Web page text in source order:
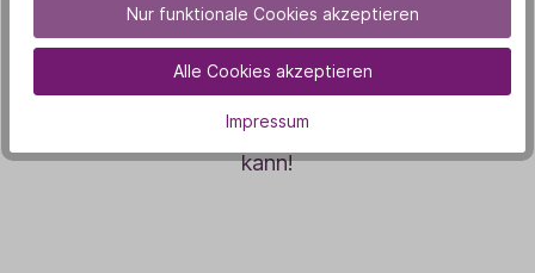
Mit diesen Tipps wird es dir leicht fallen, mehr
Gemüse in deinen Alltag zu integrieren – ganz
ohne Verzicht auf Genuss. Probiere es aus und
entdecke, wie vielfältig und lecker Gemüse sein
kann!
Nur funktionale Cookies akzeptieren
Alle Cookies akzeptieren
Impressum